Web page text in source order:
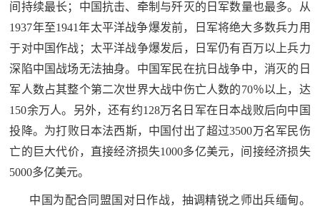
人
采
退
役
军
风
退
役
间持续最长；中国抗击、牵制与歼灭的日军数量也最多。从
1937年至1941年太平洋战争爆发前，日军将绝大多数兵力用
于对中国作战；太平洋战争爆发后，日军仍有百万以上兵力
深陷中国战场无法抽身。中国军民在抗日战争中，消灭的日
军人数占其整个第二次世界大战中伤亡人数的70％以上，达
150余万人。另外，还有约128万名日军在日本战败后向中国
投降。为打败日本法西斯，中国付出了超过3500万名军民伤
亡的巨大代价，直接经济损失1000多亿美元，间接经济损失
5000多亿美元。
中国为配合同盟国对日作战，抽调精锐之师出兵缅甸。